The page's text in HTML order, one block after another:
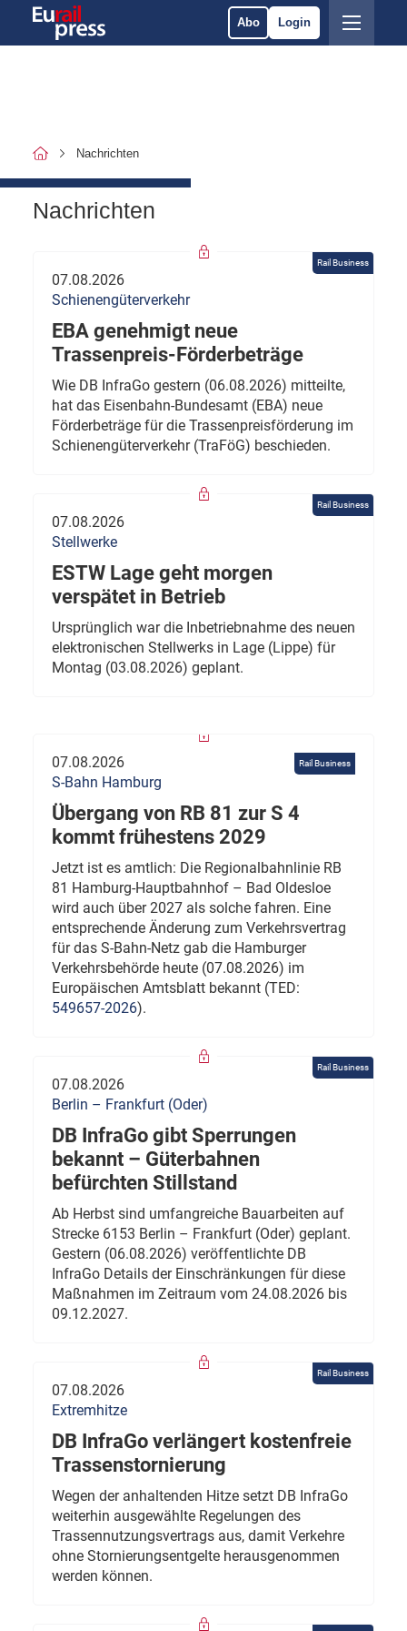
Abo Login
Nachrichten
Nachrichten
Rail Business
07.08.2026
Schienengüterverkehr
EBA genehmigt neue
Trassenpreis-Förderbeträge
Wie DB InfraGo gestern (06.08.2026) mitteilte,
hat das Eisenbahn-Bundesamt (EBA) neue
Förderbeträge für die Trassenpreisförderung im
Schienengüterverkehr (TraFöG) beschieden.
Rail Business
07.08.2026
Stellwerke
ESTW Lage geht morgen
verspätet in Betrieb
Ursprünglich war die Inbetriebnahme des neuen
elektronischen Stellwerks in Lage (Lippe) für
Montag (03.08.2026) geplant.
Rail Business
07.08.2026
S-Bahn Hamburg
Übergang von RB 81 zur S 4
kommt frühestens 2029
Jetzt ist es amtlich: Die Regionalbahnlinie RB
81 Hamburg-Hauptbahnhof – Bad Oldesloe
wird auch über 2027 als solche fahren. Eine
entsprechende Änderung zum Verkehrsvertrag
für das S-Bahn-Netz gab die Hamburger
Verkehrsbehörde heute (07.08.2026) im
Europäischen Amtsblatt bekannt (TED:
549657-2026).
Rail Business
07.08.2026
Berlin – Frankfurt (Oder)
DB InfraGo gibt Sperrungen
bekannt – Güterbahnen
befürchten Stillstand
Ab Herbst sind umfangreiche Bauarbeiten auf
Strecke 6153 Berlin – Frankfurt (Oder) geplant.
Gestern (06.08.2026) veröffentlichte DB
InfraGo Details der Einschränkungen für diese
Maßnahmen im Zeitraum vom 24.08.2026 bis
09.12.2027.
Rail Business
07.08.2026
Extremhitze
DB InfraGo verlängert kostenfreie
Trassenstornierung
Wegen der anhaltenden Hitze setzt DB InfraGo
weiterhin ausgewählte Regelungen des
Trassennutzungsvertrags aus, damit Verkehre
ohne Stornierungsentgelte herausgenommen
werden können.